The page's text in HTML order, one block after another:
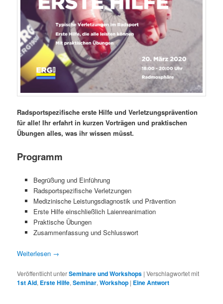
Radsportspezifische erste Hilfe und Verletzungsprävention
für alle!Ihr erfahrt in kurzen Vorträgen und praktischen
Übungen alles, was ihr wissen müsst.
Programm
Begrüßung und Einführung
Radsportspezifische Verletzungen
Medizinische Leistungsdiagnostik und Prävention
Erste Hilfe einschließlich Laienreanimation
Praktische Übungen
Zusammenfassung und Schlusswort
Weiterlesen →
Veröffentlicht unterSeminare und Workshops |Verschlagwortet mit
1st Aid, Erste Hilfe,Seminar,Workshop | EineAntwort